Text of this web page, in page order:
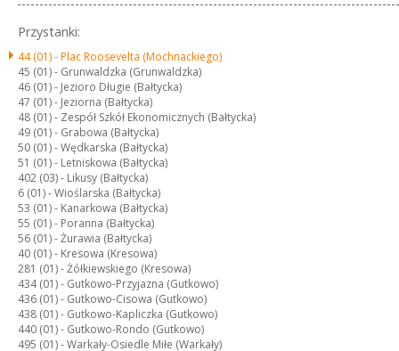
Przystanki:
44 (01) -Plac Roosevelta (Mochnackiego)
45 (01) - Grunwaldzka (Grunwaldzka)
46 (01) - Jezioro Długie (Bałtycka)
47 (01) - Jeziorna (Bałtycka)
48 (01) - Zespół Szkół Ekonomicznych (Bałtycka)
49 (01) - Grabowa (Bałtycka)
50 (01) -Wędkarska (Bałtycka)
51 (01) - Letniskowa (Bałtycka)
402 (03) - Likusy (Bałtycka)
6 (01) -Wioślarska (Bałtycka)
53 (01) - Kanarkowa (Bałtycka)
55 (01) - Poranna (Bałtycka)
56 (01) -Żurawia (Bałtycka)
40 (01) - Kresowa (Kresowa)
281 (01) -Żółkiewskiego (Kresowa)
434 (01) - Gutkowo-Przyjazna (Gutkowo)
436 (01) - Gutkowo-Cisowa (Gutkowo)
438 (01) - Gutkowo-Kapliczka (Gutkowo)
440 (01) - Gutkowo-Rondo (Gutkowo)
495 (01) -Warkały-Osiedle Miłe (Warkały)